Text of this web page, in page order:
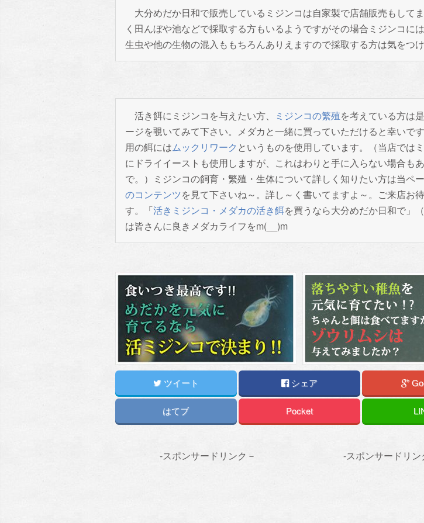
大分めだか日和で販売しているミジンコは自家製で店舗販売もして
く田んぼや池などで採取する方もいるようですがその場合ミジンコに
生虫や他の生物の混入ももちろんありえますので採取する方は気をつけ
活き餌にミジンコを与えたい方、 ミジンコの繁殖を考えている方は
ージを覗いてみて下さい。メダカと一緒に買っていただけると幸いで
用の餌にはムックリワーク というものを使用しています。（当店では
にドライイーストも使用しますが、これはわりと手に入らない場合も
で。）ミジンコの飼育・繁殖・生体について詳しく知りたい方は当ペ
のコンテンツを見て下さいね～。詳し～く書いてますよ～。ご来店お
す。「活きミジンコ・メダカの活き餌を買うなら大分めだか日和で」
は皆さんに良きメダカライフをm(__)m
ツイート シェア
はてブ Pocket
-スポンサードリンク－ -スポンサードリン